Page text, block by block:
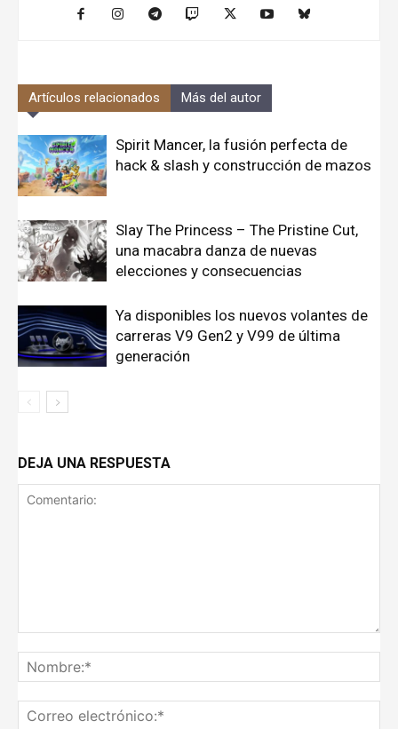
Artículos relacionados Más del autor
Spirit Mancer, la fusión perfecta de
hack & slash y construcción de mazos
Slay The Princess – The Pristine Cut,
una macabra danza de nuevas
elecciones y consecuencias
Ya disponibles los nuevos volantes de
carreras V9 Gen2 y V99 de última
generación
DEJA UNA RESPUESTA